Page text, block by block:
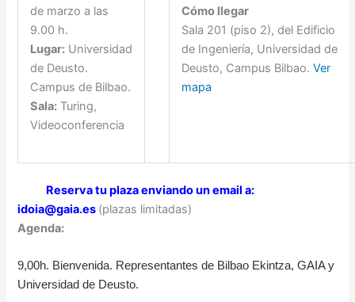
de marzo a las
9.00 h.
Lugar: Universidad
de Deusto.
Campus de Bilbao.
Sala: Turing,
Videoconferencia
Cómo llegar
Sala 201 (piso 2), del Edificio
de Ingeniería, Universidad de
Deusto, Campus Bilbao.Ver
mapa
Reserva tu plaza enviando un email a:
idoia@gaia.es (plazas limitadas)
Agenda:
9,00h. Bienvenida. Representantes de Bilbao Ekintza, GAIA y
Universidad de Deusto.